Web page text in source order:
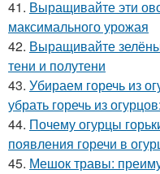
41. Выращивайте эти
максимального урожая
42. Выращивайте
тени и полутени
43. Убираем горечь из
убрать горечь из
44. Почему огурцы
появления горечи в
45. Мешок травы: